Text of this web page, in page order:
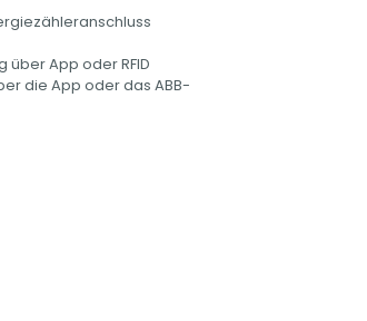
über App oder RFID
die App oder das ABB-